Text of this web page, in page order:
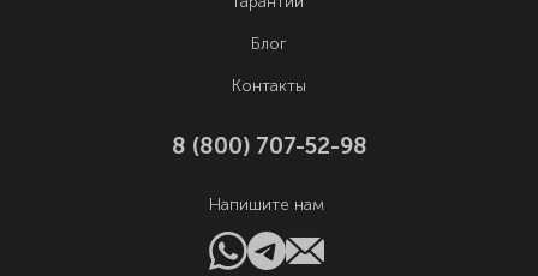
Блог
Контакты
8 (800) 707-52-98
Напишите нам